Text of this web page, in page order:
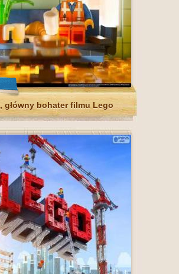
główny bohater filmu Lego